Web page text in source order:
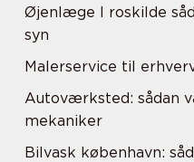
Øjenlæge I roskilde
syn
Malerservice til
Autoværksted: sådan
mekaniker
Bilvask københavn: